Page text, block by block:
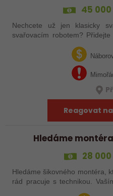
45
Nechcete už jen klasicky
svařovacím robotem?
společnosti v Hranicích
svařováním v moderní
Reagovat
Hledáme
28
Hledáme šikovného montéra,
rád pracuje s technikou.